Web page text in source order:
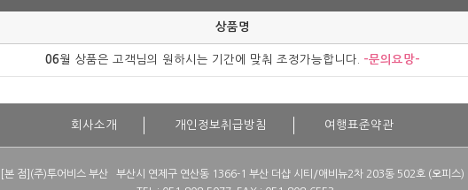
상품명
06월 상품은 고객님의 원하시는 기간에 맞춰 조정가능합니다. -문의요망-
회사소개 개인정보취급방침 여행표준약관
[본 점](주)투어비스 부산 부산시 연제구 연산동 1366-1 부산 더샵 시티/애비뉴2차 203동 502호 (오피스)